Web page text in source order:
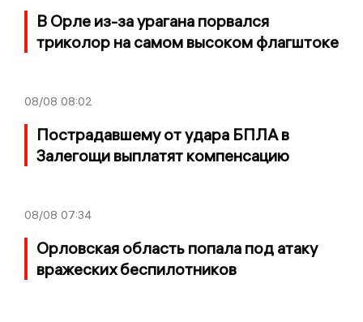
В Орле из-за урагана порвался
триколор на самом высоком флагштоке
08/08 08:02
Пострадавшему от удара БПЛА в
Залегощи выплатят компенсацию
08/08 07:34
Орловская область попала под атаку
вражеских беспилотников